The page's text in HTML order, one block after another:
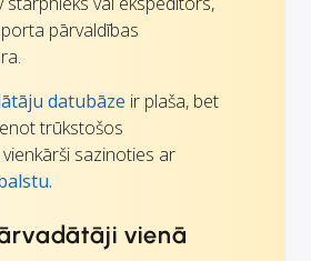
pārvaldības
datubāze ir plaša, bet
trūkstošos
sazinoties ar
vienā